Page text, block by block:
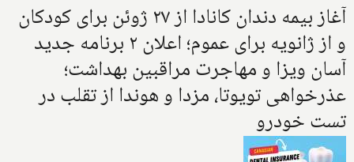
آغاز بیمه دندان کانادا از ۲۷ ژوئن برای کودکان
و از ژانویه برای عموم؛ اعلان ۲ برنامه جدید
آسان ویزا و مهاجرت مراقبین بهداشت؛
عذرخواهی تویوتا، مزدا و هوندا از تقلب در
تست خودرو